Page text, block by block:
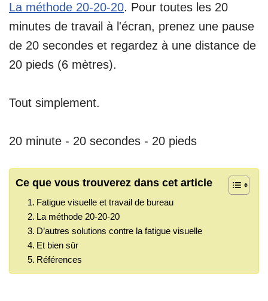
La méthode 20-20-20. Pour toutes les 20
minutes de travail à l'écran, prenez une pause
de 20 secondes et regardez à une distance de
20 pieds (6 mètres).
Tout simplement.
20 minute - 20 secondes - 20 pieds
Ce que vous trouverez dans cet article
Fatigue visuelle et travail de bureau
La méthode 20-20-20
D’autres solutions contre la fatigue visuelle
Et bien sûr
Références